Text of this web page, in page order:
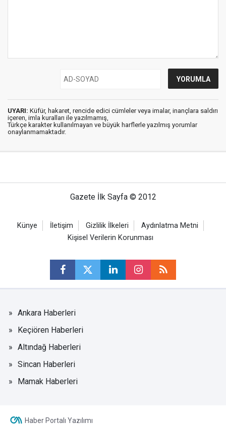
UYARI: Küfür, hakaret, rencide edici cümleler veya imalar, inançlara saldırı
içeren, imla kuralları ile yazılmamış,
Türkçe karakter kullanılmayan ve büyük harflerle yazılmış yorumlar
onaylanmamaktadır.
Gazete İlk Sayfa © 2012
Künye İletişim Gizlilik İlkeleri
Aydınlatma Metni
Kişisel Verilerin Korunması
Ankara Haberleri
Keçiören Haberleri
Altındağ Haberleri
Sincan Haberleri
Mamak Haberleri
Haber Portalı Yazılımı